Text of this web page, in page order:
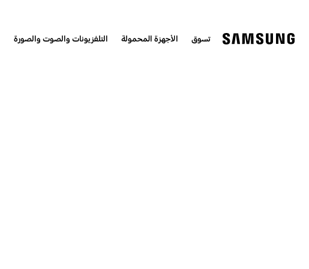
تسوق الأجهزة المحمولة التلفزيونات والصوت والصورة